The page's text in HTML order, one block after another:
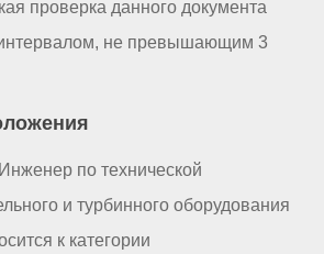
проверка данного документа
интервалом, не превышающим 3
по технической
и турбинного оборудования
к категории